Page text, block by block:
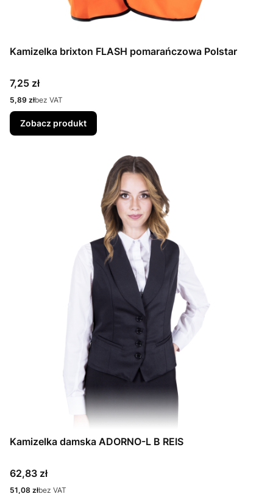
Kamizelka brixton FLASH pomarańczowa Polstar
Cena
7,25 zł
Cena
5,89 złbez VAT
Zobacz produkt
Kamizelka damska ADORNO-L B REIS
Cena
62,83 zł
Cena
51,08 złbez VAT